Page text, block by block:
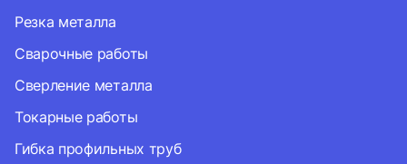
Резка металла
Сварочные работы
Сверление металла
Токарные работы
Гибка профильных труб